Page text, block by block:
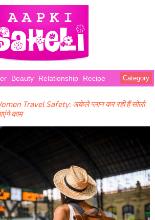
Beauty Relationship Recipe Category
Travel Safety: अकेले प्लान कर रही हैं सोलो
काम